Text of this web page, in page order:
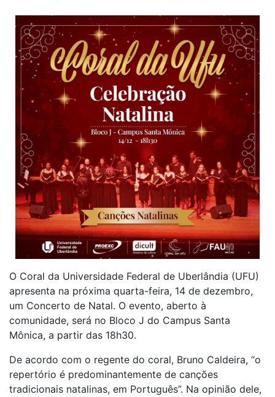
O Coral da Universidade Federal de Uberlândia (UFU)
apresenta na próxima quarta-feira, 14 de dezembro,
um Concerto de Natal. O evento, aberto à
comunidade, será no Bloco J do Campus Santa
Mônica, a partir das 18h30.
De acordo com o regente do coral, Bruno Caldeira, “o
repertório é predominantemente de canções
tradicionais natalinas, em Português”. Na opinião dele,